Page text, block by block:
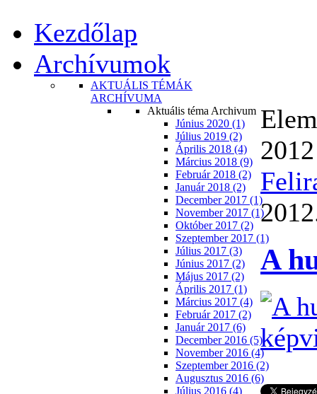
Kezdőlap
Archívumok
AKTUÁLIS TÉMÁK
ARCHÍVUMA
Aktuális téma Archivum
Június 2020 (1)
Július 2019 (2)
Április 2018 (4)
Március 2018 (9)
Február 2018 (2)
Január 2018 (2)
December 2017 (1)
November 2017 (1)
Október 2017 (2)
Szeptember 2017 (1)
Július 2017 (3)
Június 2017 (2)
Május 2017 (2)
Április 2017 (1)
Március 2017 (4)
Február 2017 (2)
Január 2017 (6)
December 2016 (5)
November 2016 (4)
Szeptember 2016 (2)
Augusztus 2016 (6)
Július 2016 (4)
2012
A